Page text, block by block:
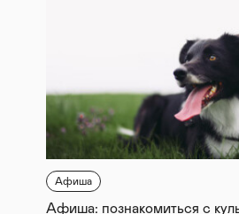
Афиша
Афиша: познакомиться с